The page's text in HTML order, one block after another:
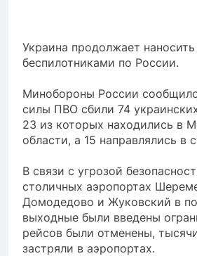
Украина продолжает
беспилотниками по России.
Минобороны России
силы ПВО сбили 74
23 из которых находились в
области, а 15 направлялись в
В связи с угрозой
столичных аэропортах
Домодедово и Жуковский в
выходные были введены
рейсов были отменены,
застряли в аэропортах.